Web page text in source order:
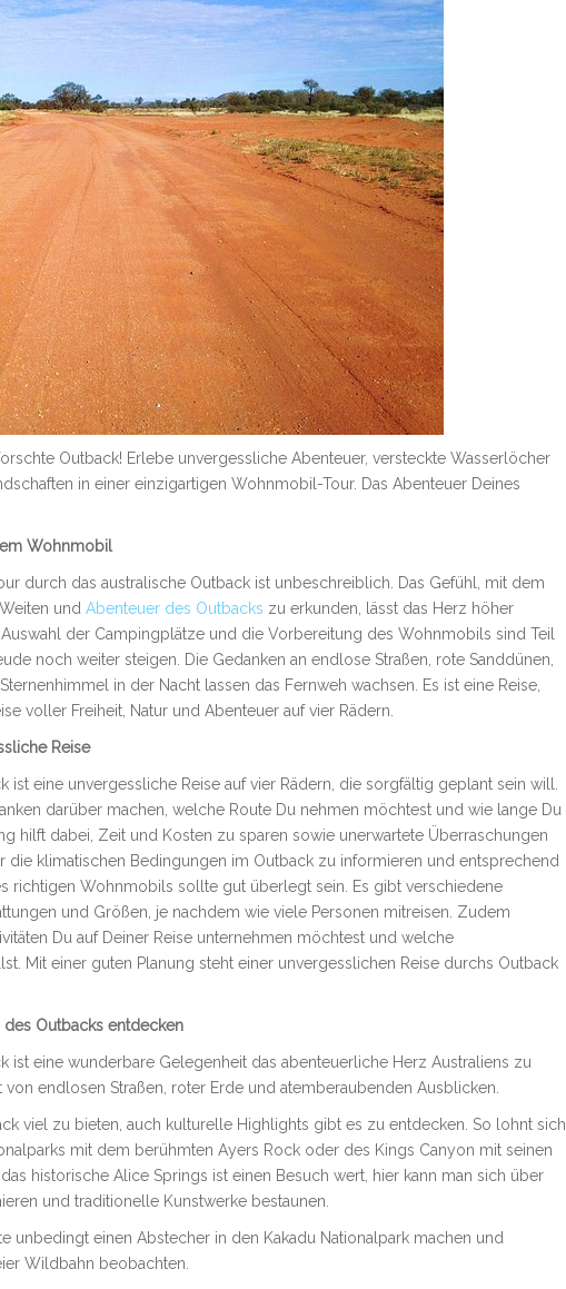
Outback! Erlebe unvergessliche Abenteuer, versteckte Wasserlöcher
in einer einzigartigen Wohnmobil-Tour. Das Abenteuer Deines
Wohnmobil
durch das australische Outback ist unbeschreiblich. Das Gefühl, mit dem
und Abenteuer des Outbacks zu erkunden, lässt das Herz höher
der Campingplätze und die Vorbereitung des Wohnmobils sind Teil
noch weiter steigen. Die Gedanken an endlose Straßen, rote Sanddünen,
in der Nacht lassen das Fernweh wachsen. Es ist eine Reise,
voller Freiheit, Natur und Abenteuer auf vier Rädern.
Reise
ist eine unvergessliche Reise auf vier Rädern, die sorgfältig geplant sein will.
darüber machen, welche Route Du nehmen möchtest und wie lange Du
hilft dabei, Zeit und Kosten zu sparen sowie unerwartete Überraschungen
die klimatischen Bedingungen im Outback zu informieren und entsprechend
richtigen Wohnmobils sollte gut überlegt sein. Es gibt verschiedene
und Größen, je nachdem wie viele Personen mitreisen. Zudem
Du auf Deiner Reise unternehmen möchtest und welche
Mit einer guten Planung steht einer unvergesslichen Reise durchs Outback
Outbacks entdecken
ist eine wunderbare Gelegenheit das abenteuerliche Herz Australiens zu
endlosen Straßen, roter Erde und atemberaubenden Ausblicken.
viel zu bieten, auch kulturelle Highlights gibt es zu entdecken. So lohnt sich
mit dem berühmten Ayers Rock oder des Kings Canyon mit seinen
historische Alice Springs ist einen Besuch wert, hier kann man sich über
und traditionelle Kunstwerke bestaunen.
unbedingt einen Abstecher in den Kakadu Nationalpark machen und
Wildbahn beobachten.